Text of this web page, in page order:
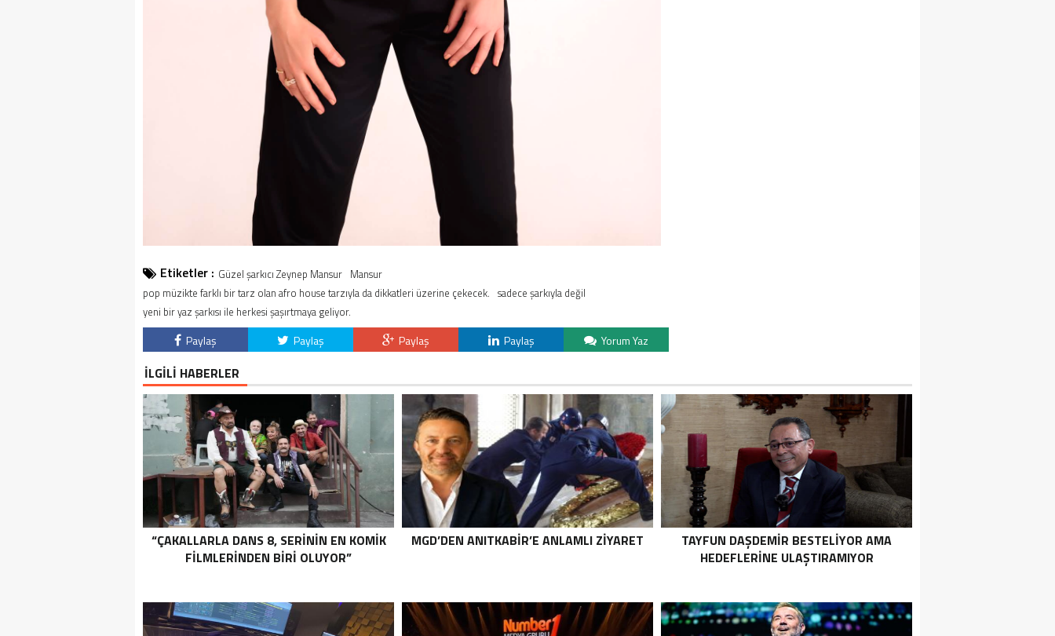
Etiketler : Güzel şarkıcı Zeynep Mansur Mansur
pop müzikte farklı bir tarz olan afro house tarzıyla da dikkatleri üzerine çekecek. sadece şarkıyla değil
yeni bir yaz şarkısı ile herkesi şaşırtmaya geliyor.
Paylaş Paylaş Paylaş Paylaş Yorum Yaz
İLGİLİ HABERLER
“ÇAKALLARLA DANS 8, SERİNİN EN KOMİK
FİLMLERİNDEN BİRİ OLUYOR”
MGD’DEN ANITKABİR’E ANLAMLI ZİYARET
TAYFUN DAŞDEMIR BESTELIYOR AMA
HEDEFLERINE ULAŞTIRAMIYOR